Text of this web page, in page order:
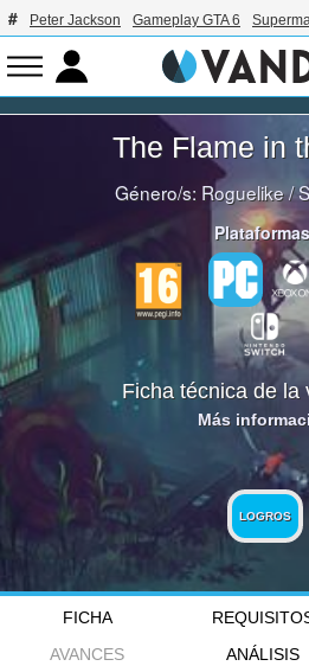
Peter Jackson Gameplay GTA 6
The Flame in
Género/s: Roguelike/
Ficha técnica de la
Más
LOGROS
FICHA
AVANCES
ANÁLISIS